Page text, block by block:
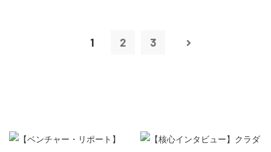
1 2 3